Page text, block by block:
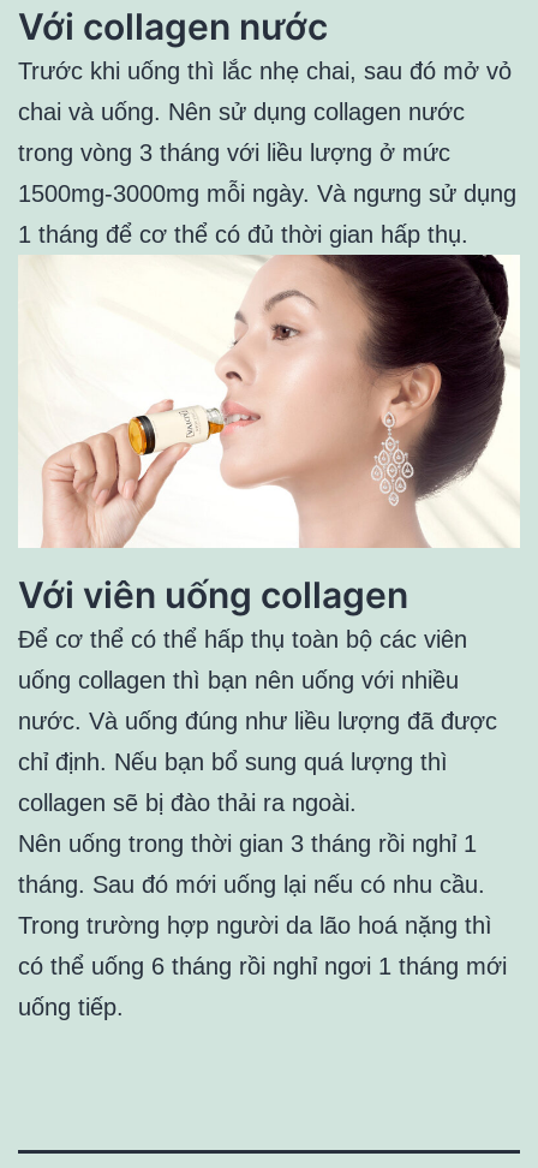
Với collagen nước
Trước khi uống thì lắc nhẹ chai, sau đó mở vỏ
chai và uống. Nên sử dụng collagen nước
trong vòng 3 tháng với liều lượng ở mức
1500mg-3000mg mỗi ngày. Và ngưng sử dụng
1 tháng để cơ thể có đủ thời gian hấp thụ.
Với viên uống collagen
Để cơ thể có thể hấp thụ toàn bộ các viên
uống collagen thì bạn nên uống với nhiều
nước. Và uống đúng như liều lượng đã được
chỉ định. Nếu bạn bổ sung quá lượng thì
collagen sẽ bị đào thải ra ngoài.
Nên uống trong thời gian 3 tháng rồi nghỉ 1
tháng. Sau đó mới uống lại nếu có nhu cầu.
Trong trường hợp người da lão hoá nặng thì
có thể uống 6 tháng rồi nghỉ ngơi 1 tháng mới
uống tiếp.